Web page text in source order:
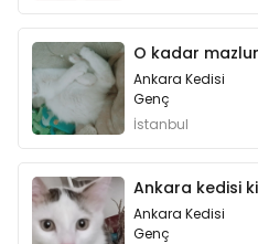
Ankara Kedisi
Genç
İstanbul
Ankara kedisi
Ankara Kedisi
Genç